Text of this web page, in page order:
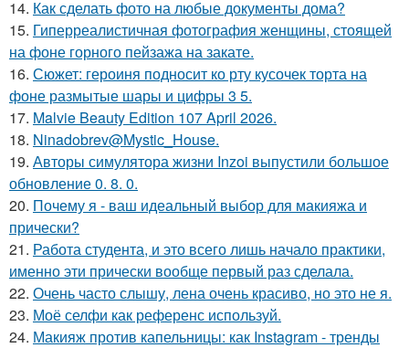
14. Как сделать фото на любые документы дома?
15. Гиперреалистичная фотография женщины, стоящей
на фоне горного пейзажа на закате.
16. Сюжет: героиня подносит ко рту кусочек торта на
фоне размытые шары и цифры 3 5.
17. Malvie Beauty Edition 107 April 2026.
18. Ninadobrev@Mystic_House.
19. Авторы симулятора жизни Inzoi выпустили большое
обновление 0. 8. 0.
20. Почему я - ваш идеальный выбор для макияжа и
прически?
21. Работа студента, и это всего лишь начало практики,
именно эти прически вообще первый раз сделала.
22. Очень часто слышу, лена очень красиво, но это не я.
23. Моё селфи как референс используй.
24. Макияж против капельницы: как Instagram - тренды